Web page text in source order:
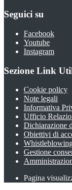
Seguici su
Facebook
Youtube
Instagram
Sezione Link
Cookie policy
Note legali
Informativa
Ufficio
Dichiarazione
Obiettivi di
Gestione
Pagina